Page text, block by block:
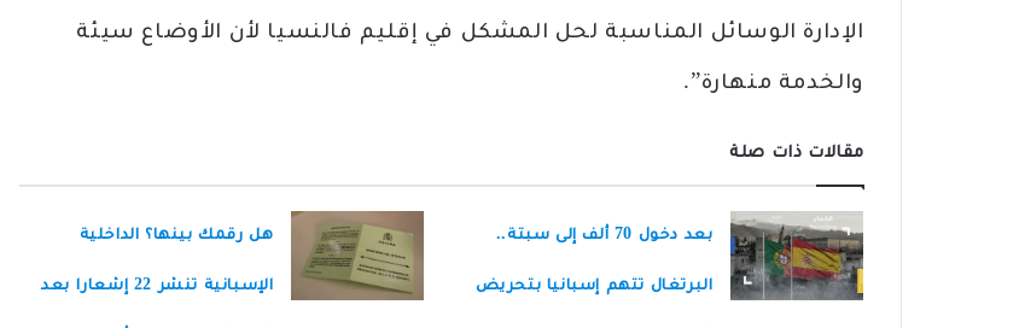
الإدارة الوسائل المناسبة لحل المشكل في إقليم فالنسيا لأن الأوضاع سيئة
والخدمة منهارة”.
مقالات ذات صلة
بعد دخول 70 ألف إلى سبتة..
البرتغال تتهم إسبانيا بتحريض
هل رقمك بينها؟ الداخلية
الإسبانية تنشر 22 إشعارا بعد